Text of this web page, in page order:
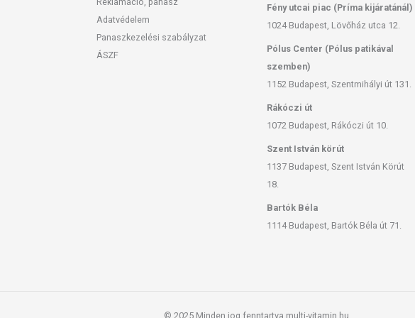
Adatvédelem
Panaszkezelési szabályzat
ÁSZF
Fény utcai piac (Príma kijáratánál)
1024 Budapest, Lövőház utca 12.
Pólus Center (Pólus patikával
szemben)
1152 Budapest, Szentmihályi út 131.
Rákóczi út
1072 Budapest, Rákóczi út 10.
Szent István körút
1137 Budapest, Szent István Körút
18.
Bartók Béla
1114 Budapest, Bartók Béla út 71.
© 2025 Minden jog fenntartva multi-vitamin.hu